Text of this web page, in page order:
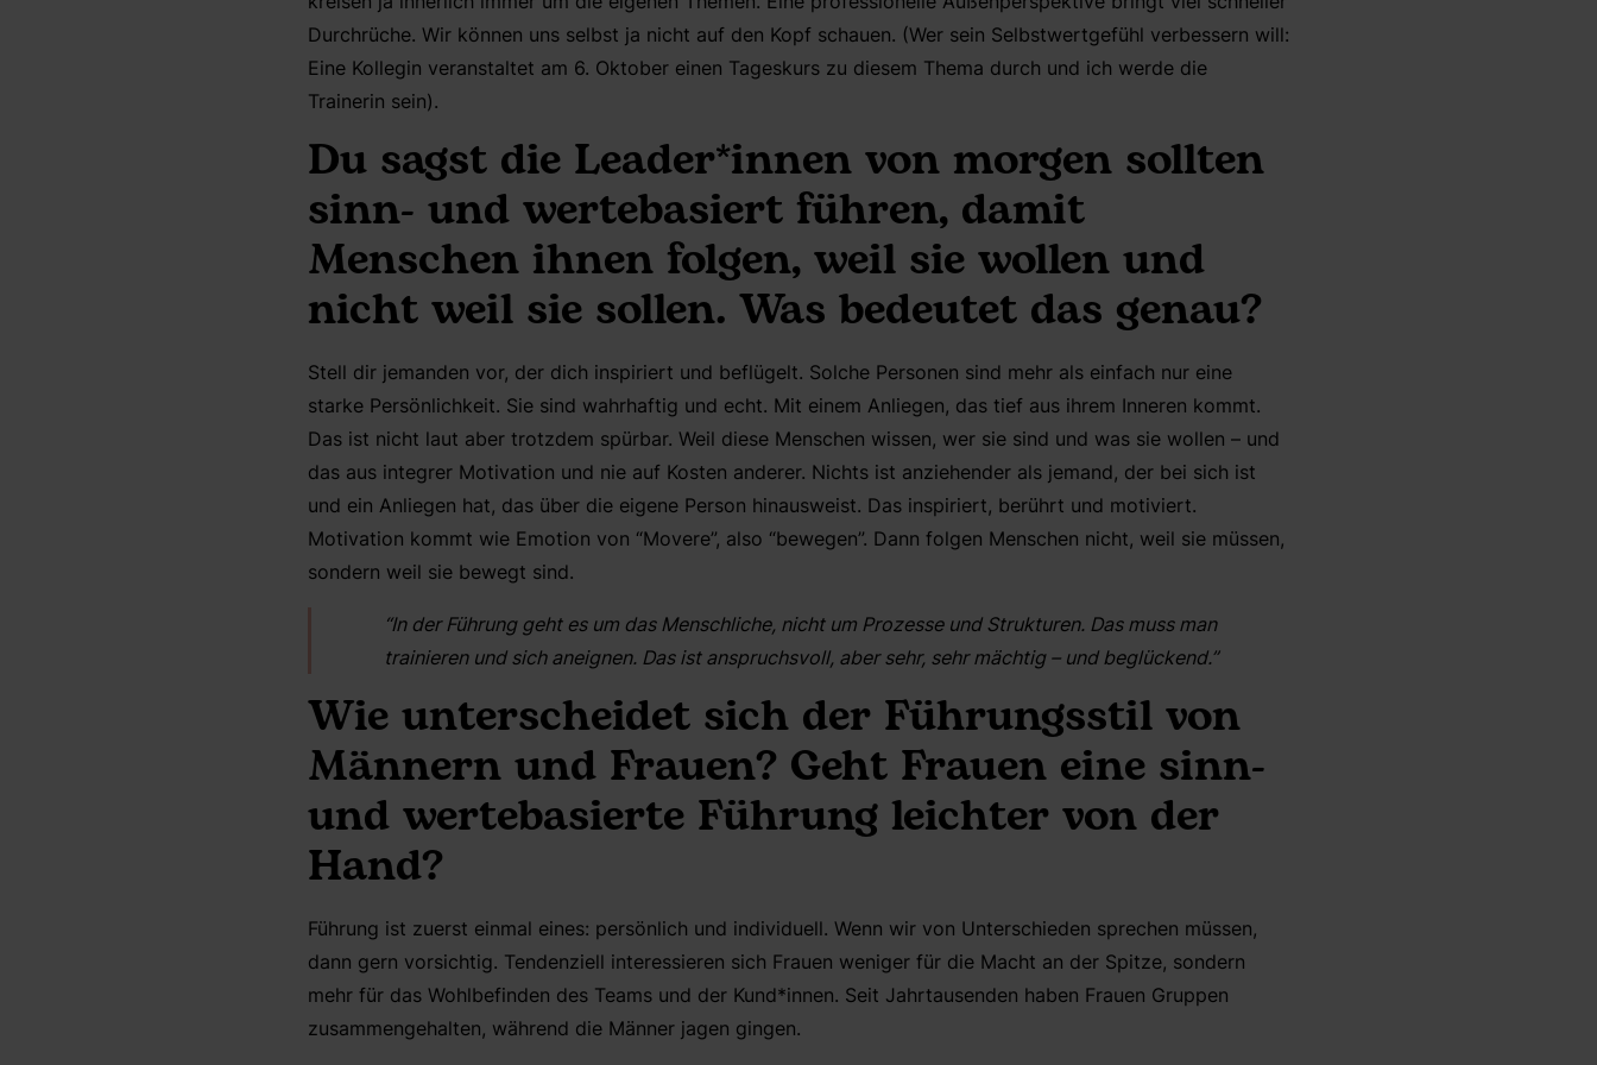
Durchrüche. Wir können uns selbst ja nicht auf den Kopf schauen. (Wer sein Selbstwertgefühl verbessern will:
Eine Kollegin veranstaltet am 6. Oktober einen Tageskurs zu diesem Thema durch und ich werde die
Trainerin sein).
Du sagst die Leader*innen von morgen sollten
sinn- und wertebasiert führen, damit
Menschen ihnen folgen, weil sie wollen und
nicht weil sie sollen. Was bedeutet das genau?
Stell dir jemanden vor, der dich inspiriert und beflügelt. Solche Personen sind mehr als einfach nur eine
starke Persönlichkeit. Sie sind wahrhaftig und echt. Mit einem Anliegen, das tief aus ihrem Inneren kommt.
Das ist nicht laut aber trotzdem spürbar. Weil diese Menschen wissen, wer sie sind und was sie wollen – und
das aus integrer Motivation und nie auf Kosten anderer. Nichts ist anziehender als jemand, der bei sich ist
und ein Anliegen hat, das über die eigene Person hinausweist. Das inspiriert, berührt und motiviert.
Motivation kommt wie Emotion von “Movere”, also “bewegen”. Dann folgen Menschen nicht, weil sie müssen,
sondern weil sie bewegt sind.
“In der Führung geht es um das Menschliche, nicht um Prozesse und Strukturen. Das muss man
trainieren und sich aneignen. Das ist anspruchsvoll, aber sehr, sehr mächtig – und beglückend.”
Wie unterscheidet sich der Führungsstil von
Männern und Frauen? Geht Frauen eine sinn-
und wertebasierte Führung leichter von der
Hand?
Führung ist zuerst einmal eines: persönlich und individuell. Wenn wir von Unterschieden sprechen müssen,
dann gern vorsichtig. Tendenziell interessieren sich Frauen weniger für die Macht an der Spitze, sondern
mehr für das Wohlbefinden des Teams und der Kund*innen. Seit Jahrtausenden haben Frauen Gruppen
zusammengehalten, während die Männer jagen gingen.